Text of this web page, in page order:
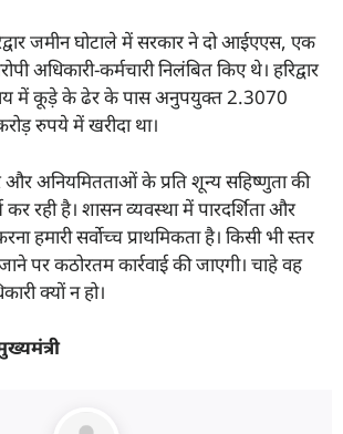
जमीन घोटाले में सरकार ने दो आईएएस, एक
अधिकारी-कर्मचारी निलंबित किए थे। हरिद्वार
में कूड़े के ढेर के पास अनुपयुक्त 2.3070
रुपये में खरीदा था।
और अनियमितताओं के प्रति शून्य सहिष्णुता की
कर रही है। शासन व्यवस्था में पारदर्शिता और
हमारी सर्वोच्च प्राथमिकता है। किसी भी स्तर
पर कठोरतम कार्रवाई की जाएगी। चाहे वह
क्यों न हो।